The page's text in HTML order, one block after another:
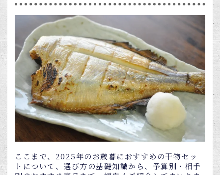
ここまで、2025年のお歳暮におすすめの干物セッ
トについて、選び方の基礎知識から、予算別・相手